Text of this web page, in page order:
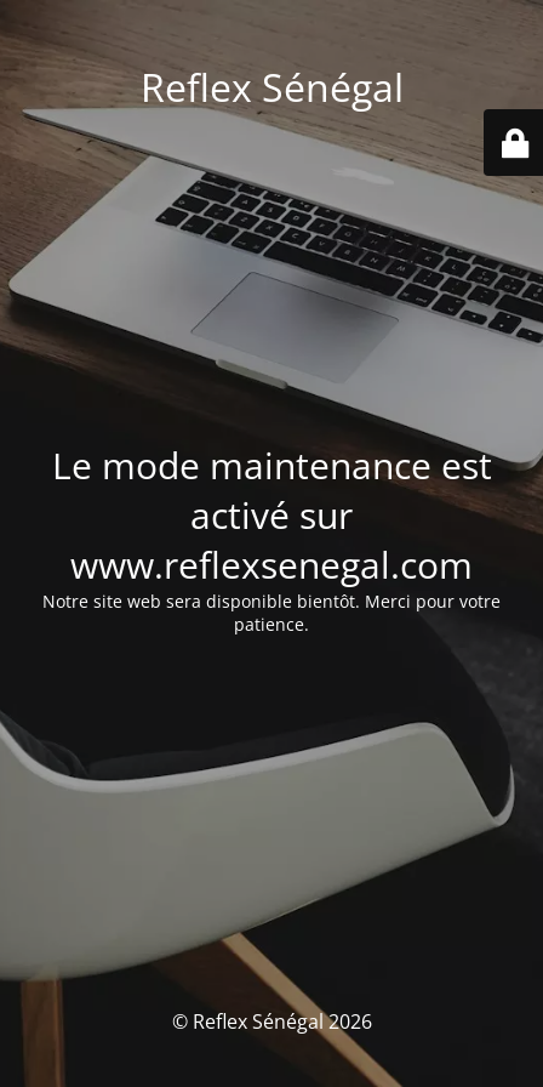
Reflex Sénégal
Le mode maintenance est
activé sur
www.reflexsenegal.com
Notre site web sera disponible bientôt. Merci pour votre
patience.
© Reflex Sénégal 2026